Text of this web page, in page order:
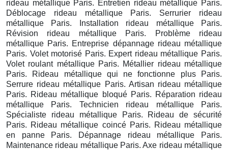
rideau métallique Paris. Entretien rideau métallique Paris.
Déblocage rideau métallique Paris. Serrurier rideau
métallique Paris. Installation rideau métallique Paris.
Révision rideau métallique Paris. Problème rideau
métallique Paris. Entreprise dépannage rideau métallique
Paris. Volet motorisé Paris. Expert rideau métallique Paris.
Volet roulant métallique Paris. Métallier rideau métallique
Paris. Rideau métallique qui ne fonctionne plus Paris.
Serrure rideau métallique Paris. Artisan rideau métallique
Paris. Rideau métallique bloqué Paris. Réparation rideau
métallique Paris. Technicien rideau métallique Paris.
Spécialiste rideau métallique Paris. Rideau de sécurité
Paris. Rideau métallique coincé Paris. Rideau métallique
en panne Paris. Dépannage rideau métallique Paris.
Maintenance rideau métallique Paris. Axe rideau métallique